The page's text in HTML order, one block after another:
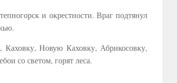
и окрестности. Враг подтянул
Новую Каховку, Абрикосовку,
со светом, горят леса.